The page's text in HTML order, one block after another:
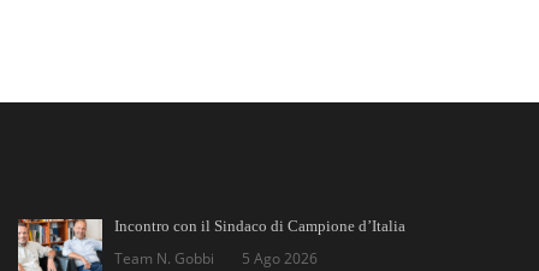
Incontro con il Sindaco di Campione d’Italia
Team N. Gobbi 5 Ago 2026